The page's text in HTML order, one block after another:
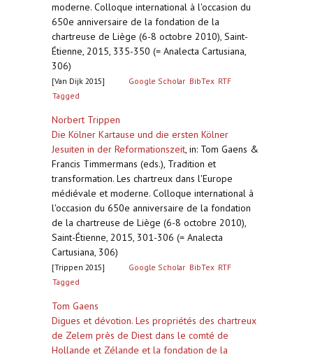
moderne. Colloque international à l'occasion du
650e anniversaire de la fondation de la
chartreuse de Liège (6-8 octobre 2010), Saint-
Étienne, 2015, 335-350 (= Analecta Cartusiana,
306)
[Van Dijk 2015] Google Scholar BibTex RTF
Tagged
Norbert Trippen
Die Kölner Kartause und die ersten Kölner
Jesuiten in der Reformationszeit, in: Tom Gaens &
Francis Timmermans (eds.), Tradition et
transformation. Les chartreux dans l'Europe
médiévale et moderne. Colloque international à
l'occasion du 650e anniversaire de la fondation
de la chartreuse de Liège (6-8 octobre 2010),
Saint-Étienne, 2015, 301-306 (= Analecta
Cartusiana, 306)
[Trippen 2015] Google Scholar BibTex RTF
Tagged
Tom Gaens
Digues et dévotion. Les propriétés des chartreux
de Zelem près de Diest dans le comté de
Hollande et Zélande et la fondation de la